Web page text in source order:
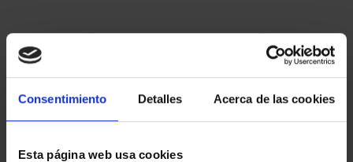
Consentimiento Detalles Acerca de las cookies
Esta página web usa cookies